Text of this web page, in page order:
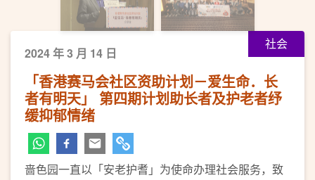
社会
2024 年 3 月 14 日
「香港赛马会社区资助计划－爱生命．长
者有明天」 第四期计划助长者及护老者纾
缓抑郁情绪
啬色园一直以「安老护耆」为使命办理社会服务，致